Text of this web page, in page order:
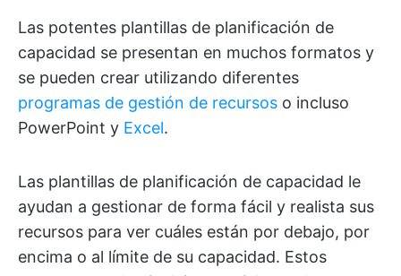
Las potentes plantillas de planificación de
capacidad se presentan en muchos formatos y
se pueden crear utilizando diferentes
programas de gestión de recursos o incluso
PowerPoint y Excel.
Las plantillas de planificación de capacidad le
ayudan a gestionar de forma fácil y realista sus
recursos para ver cuáles están por debajo, por
encima o al límite de su capacidad. Estos